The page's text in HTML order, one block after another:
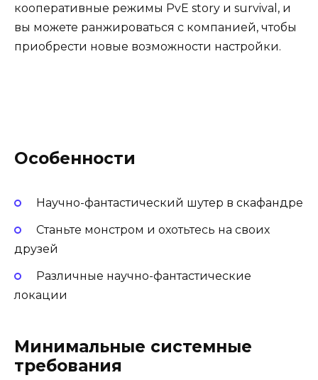
кооперативные режимы PvE story и survival, и
вы можете ранжироваться с компанией, чтобы
приобрести новые возможности настройки.
Особенности
Научно-фантастический шутер в скафандре
Станьте монстром и охотьтесь на своих
друзей
Различные научно-фантастические
локации
Минимальные системные
требования